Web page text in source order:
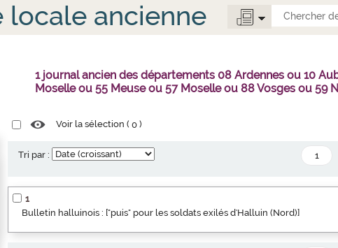
locale ancienne
1 journal ancien des départements 08 Ardennes ou 10
Moselle ou 55 Meuse ou 57 Moselle ou 88 Vosges ou 59
Voir la sélection (0 )
Tri par :
1
Bulletin halluinois : ["puis" pour les soldats exilés d'Halluin (Nord)]